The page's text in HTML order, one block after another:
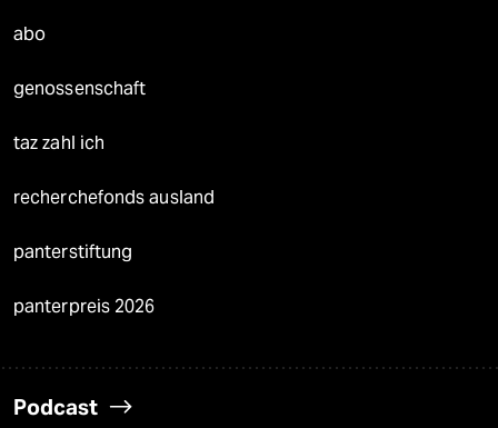
abo
genossenschaft
taz zahl ich
recherchefonds ausland
panterstiftung
panterpreis 2026
Podcast